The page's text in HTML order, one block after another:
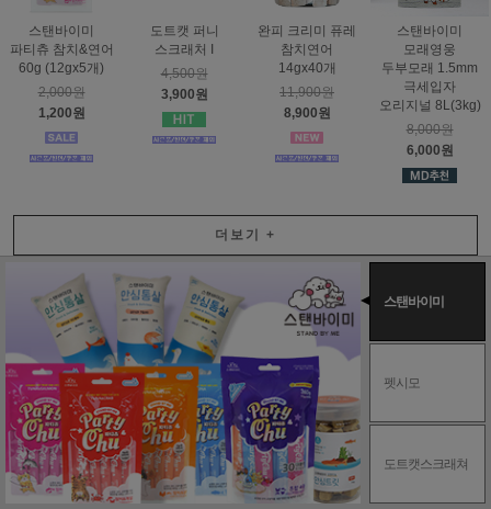
스탠바이미
파티츄 참치&연어
60g (12gx5개)
2,000원
1,200원
도트캣 퍼니
스크래처 I
4,500원
3,900원
완피 크리미 퓨레
참치연어
14gx40개
11,900원
8,900원
스탠바이미
모래영웅
두부모래 1.5mm
극세입자
오리지널 8L(3kg)
8,000원
6,000원
더보기 +
스탠바이미
펫시모
도트캣스크래쳐